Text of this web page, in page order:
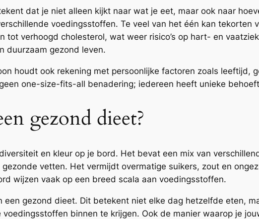
dat je niet alleen kijkt naar wat je eet, maar ook naar
voedingsstoffen. Te veel van het één kan tekorten
tot verhoogd cholesterol, wat weer risico’s op hart- en
duurzaam gezond leven.
houdt ook rekening met persoonlijke factoren zoals leeftijd,
one-size-fits-all benadering; iedereen heeft unieke
gezond dieet?
en kleur op je bord. Het bevat een mix van
vetten. Het vermijdt overmatige suikers, zout en
wijzen vaak op een breed scala aan voedingsstoffen.
een gezond dieet. Dit betekent niet elke dag hetzelfde eten,
binnen te krijgen. Ook de manier waarop je